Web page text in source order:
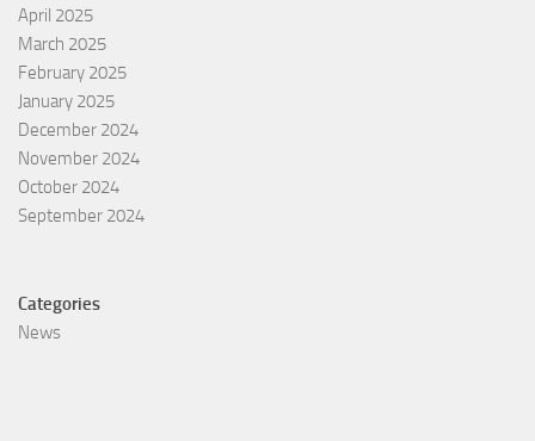
April 2025
March 2025
February 2025
January 2025
December 2024
November 2024
October 2024
September 2024
Categories
News